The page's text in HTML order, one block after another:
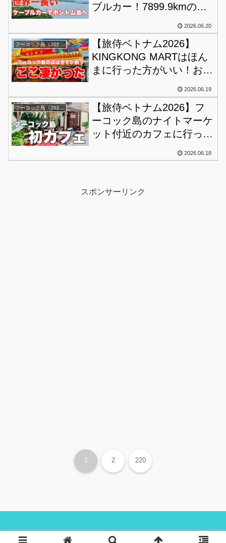
ブルカー！7899.9kmの距
す。いざ、ホントム島へ！
2026.06.20
フーコック島（2026）
【旅侍ベトナム2026】
KINGKONG MARTはほん
まに行った方がいい！お土
とここに居れるくらい楽し
かった♪
2026.06.19
【旅侍ベトナム2026】フ
ーコック島のナイトマーケ
ット付近のカフェに行っ
てきた！
2026.06.18
スポンサーリンク
1 2 220